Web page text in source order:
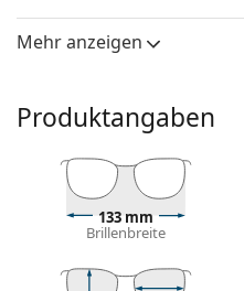
Tommy Hilfiger TH 2099
Frauen.
von Lentiamo an, wie Sie
Die braune Farbe der
zu warmen Hauttönen
schwarzem oder
für Menschen mit
Mehr anzeigen
Produktangaben
133 mm
Brillenbreite